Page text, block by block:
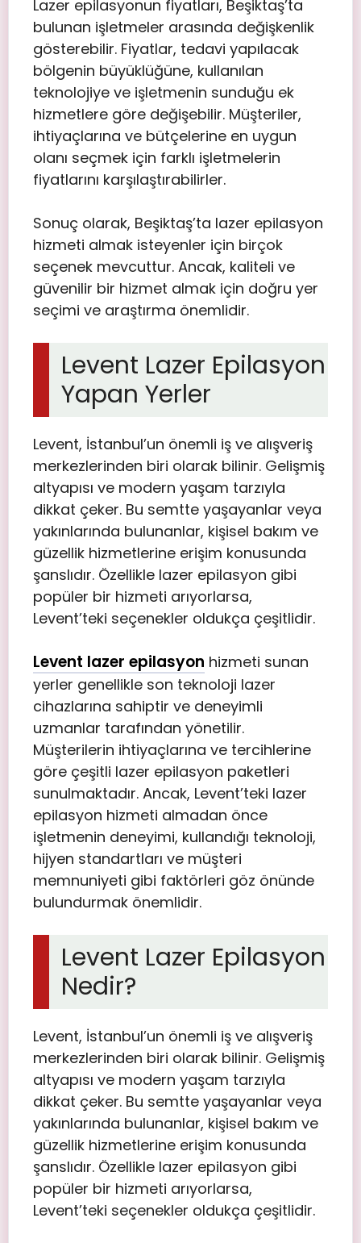
Lazer epilasyonun fiyatları, Beşiktaş’ta
bulunan işletmeler arasında değişkenlik
gösterebilir. Fiyatlar, tedavi yapılacak
bölgenin büyüklüğüne, kullanılan
teknolojiye ve işletmenin sunduğu ek
hizmetlere göre değişebilir. Müşteriler,
ihtiyaçlarına ve bütçelerine en uygun
olanı seçmek için farklı işletmelerin
fiyatlarını karşılaştırabilirler.
Sonuç olarak, Beşiktaş’ta lazer epilasyon
hizmeti almak isteyenler için birçok
seçenek mevcuttur. Ancak, kaliteli ve
güvenilir bir hizmet almak için doğru yer
seçimi ve araştırma önemlidir.
Levent Lazer Epilasyon
Yapan Yerler
Levent, İstanbul’un önemli iş ve alışveriş
merkezlerinden biri olarak bilinir. Gelişmiş
altyapısı ve modern yaşam tarzıyla
dikkat çeker. Bu semtte yaşayanlar veya
yakınlarında bulunanlar, kişisel bakım ve
güzellik hizmetlerine erişim konusunda
şanslıdır. Özellikle lazer epilasyon gibi
popüler bir hizmeti arıyorlarsa,
Levent’teki seçenekler oldukça çeşitlidir.
Levent lazer epilasyon hizmeti sunan
yerler genellikle son teknoloji lazer
cihazlarına sahiptir ve deneyimli
uzmanlar tarafından yönetilir.
Müşterilerin ihtiyaçlarına ve tercihlerine
göre çeşitli lazer epilasyon paketleri
sunulmaktadır. Ancak, Levent’teki lazer
epilasyon hizmeti almadan önce
işletmenin deneyimi, kullandığı teknoloji,
hijyen standartları ve müşteri
memnuniyeti gibi faktörleri göz önünde
bulundurmak önemlidir.
Levent Lazer Epilasyon
Nedir?
Levent, İstanbul’un önemli iş ve alışveriş
merkezlerinden biri olarak bilinir. Gelişmiş
altyapısı ve modern yaşam tarzıyla
dikkat çeker. Bu semtte yaşayanlar veya
yakınlarında bulunanlar, kişisel bakım ve
güzellik hizmetlerine erişim konusunda
şanslıdır. Özellikle lazer epilasyon gibi
popüler bir hizmeti arıyorlarsa,
Levent’teki seçenekler oldukça çeşitlidir.